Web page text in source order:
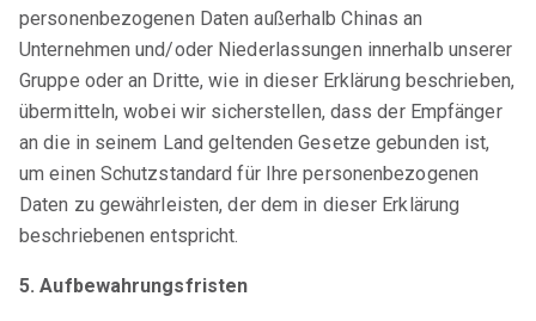
personenbezogenen Daten außerhalb Chinas an
Unternehmen und/oder Niederlassungen innerhalb unserer
Gruppe oder an Dritte, wie in dieser Erklärung beschrieben,
übermitteln, wobei wir sicherstellen, dass der Empfänger
an die in seinem Land geltenden Gesetze gebunden ist,
um einen Schutzstandard für Ihre personenbezogenen
Daten zu gewährleisten, der dem in dieser Erklärung
beschriebenen entspricht.
5. Aufbewahrungsfristen